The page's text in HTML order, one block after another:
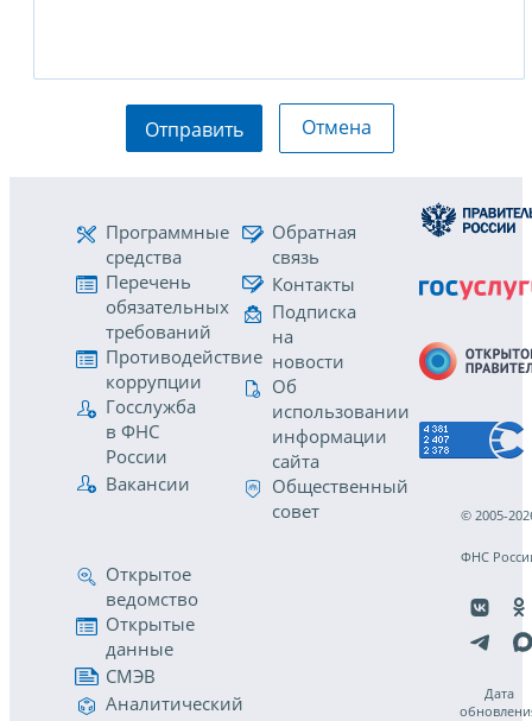
Отправить Отмена
Программные
средства
Перечень
обязательных
требований
Противодействие
коррупции
Госслужба
в ФНС
России
Вакансии
Обратная
связь
Контакты
Подписка
на
новости
Об
использовании
информации
сайта
Общественный
совет
Открытое
ведомство
Открытые
данные
СМЭВ
Аналитический
© 2005-
ФНС
Дата